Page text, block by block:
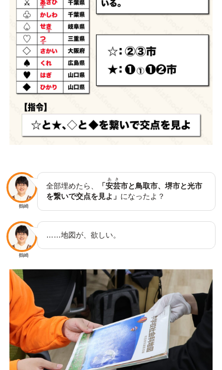
鶴崎
全部埋めたら、 「安芸
あき
市と鳥取市、堺市と光市
を繋いで交点を見よ」 になったよ？
鶴崎
……地図が、欲しい。